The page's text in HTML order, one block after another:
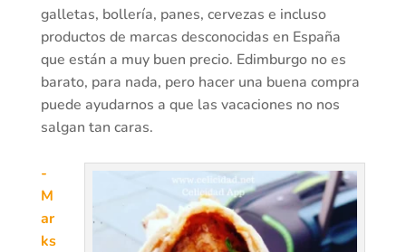
galletas, bollería, panes, cervezas e incluso
productos de marcas desconocidas en España
que están a muy buen precio. Edimburgo no es
barato, para nada, pero hacer una buena compra
puede ayudarnos a que las vacaciones no nos
salgan tan caras.
-
M
ar
ks